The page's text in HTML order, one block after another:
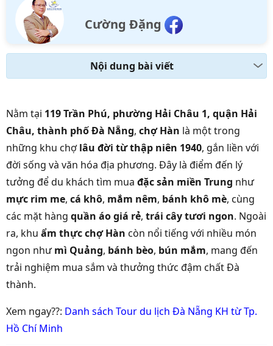
Cường Đặng
Nội dung bài viết
Nằm tại 119 Trần Phú, phường Hải Châu 1, quận Hải
Châu, thành phố Đà Nẵng, chợ Hàn là một trong
những khu chợlâu đời từ thập niên 1940, gắn liền với
đời sống và văn hóa địa phương. Đây là điểm đến lý
tưởng để du khách tìm mua đặc sản miền Trung như
mực rim me, cá khô, mắm nêm, bánh khô mè, cùng
các mặt hàng quần áo giá rẻ, trái cây tươi ngon. Ngoài
ra, khu ẩm thực chợ Hàn còn nổi tiếng với nhiều món
ngon nhưmì Quảng, bánh bèo, bún mắm, mang đến
trải nghiệm mua sắm và thưởng thức đậm chất Đà
thành.
Xem ngay??: Danh sách Tour du lịch Đà Nẵng KH từ Tp.
Hồ Chí Minh